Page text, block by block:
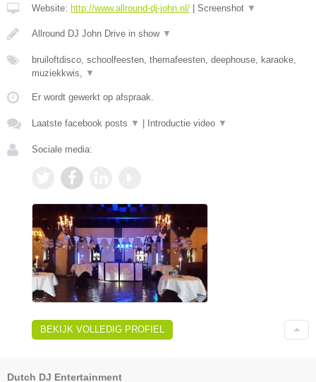
Website: http://www.allround-dj-john.nl/ Screenshot ▼
Allround DJ John Drive in show ▼
bruiloftdisco, schoolfeesten, themafeesten, deephouse, karaoke,
muziekkwis, ▼
Er wordt gewerkt op afspraak.
Laatste facebook posts ▼ Introductie video ▼
Sociale media:
BEKIJK VOLLEDIG PROFIEL
Dutch DJ Entertainment